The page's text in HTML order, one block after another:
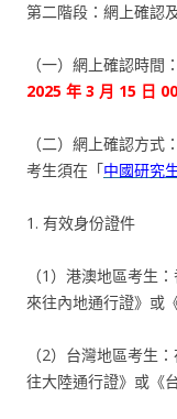
第二階段：網上確認
（一）網上確認時間：
2025 年 3 月 15 日
（二）網上確認方式：
考生須在「中國研究
1. 有效身份證件
（1）港澳地區考生
來往內地通行證》或
（2）台灣地區考生
往大陸通行證》或《